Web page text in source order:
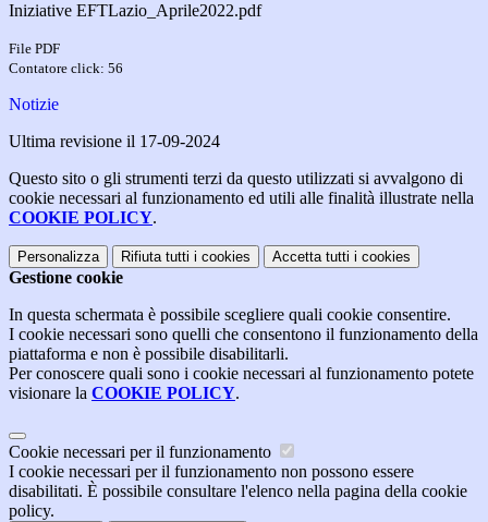
Iniziative EFTLazio_Aprile2022.pdf
File PDF
Contatore click: 56
Notizie
Ultima revisione il 17-09-2024
Questo sito o gli strumenti terzi da questo utilizzati si avvalgono di
cookie necessari al funzionamento ed utili alle finalità illustrate nella
COOKIE POLICY.
Personalizza Rifiuta tutti i cookies Accetta tutti i cookies
Gestione cookie
In questa schermata è possibile scegliere quali cookie consentire.
I cookie necessari sono quelli che consentono il funzionamento della
piattaforma e non è possibile disabilitarli.
Per conoscere quali sono i cookie necessari al funzionamento potete
visionare la COOKIE POLICY.
Cookie necessari per il funzionamento
I cookie necessari per il funzionamento non possono essere
disabilitati. È possibile consultare l'elenco nella pagina della cookie
policy.